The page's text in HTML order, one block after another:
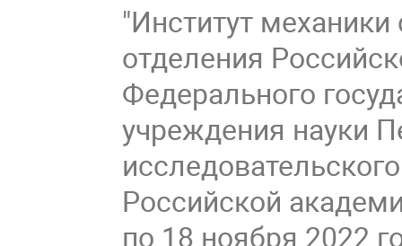
"Институт
отделения
Федерального
учреждения науки
Российской
по 18 ноября 2022